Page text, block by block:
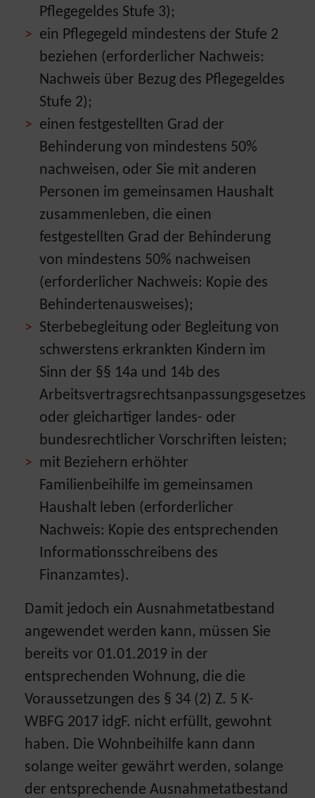
Pflegegeldes Stufe 3);
ein Pflegegeld mindestens der Stufe 2
beziehen (erforderlicher Nachweis:
Nachweis über Bezug des Pflegegeldes
Stufe 2);
einen festgestellten Grad der
Behinderung von mindestens 50%
nachweisen, oder Sie mit anderen
Personen im gemeinsamen Haushalt
zusammenleben, die einen
festgestellten Grad der Behinderung
von mindestens 50% nachweisen
(erforderlicher Nachweis: Kopie des
Behindertenausweises);
Sterbebegleitung oder Begleitung von
schwerstens erkrankten Kindern im
Sinn der §§ 14a und 14b des
Arbeitsvertragsrechtsanpassungsgesetzes
oder gleichartiger landes- oder
bundesrechtlicher Vorschriften leisten;
mit Beziehern erhöhter
Familienbeihilfe im gemeinsamen
Haushalt leben (erforderlicher
Nachweis: Kopie des entsprechenden
Informationsschreibens des
Finanzamtes).
Damit jedoch ein Ausnahmetatbestand
angewendet werden kann, müssen Sie
bereits vor 01.01.2019 in der
entsprechenden Wohnung, die die
Voraussetzungen des § 34 (2) Z. 5 K-
WBFG 2017 idgF. nicht erfüllt, gewohnt
haben. Die Wohnbeihilfe kann dann
solange weiter gewährt werden, solange
der entsprechende Ausnahmetatbestand